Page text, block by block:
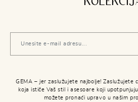
GEMA – jer zaslužujete najbolje! Zaslužujete
koja ističe Vaš stil i asesoare koji
možete pronaći upravo u našim